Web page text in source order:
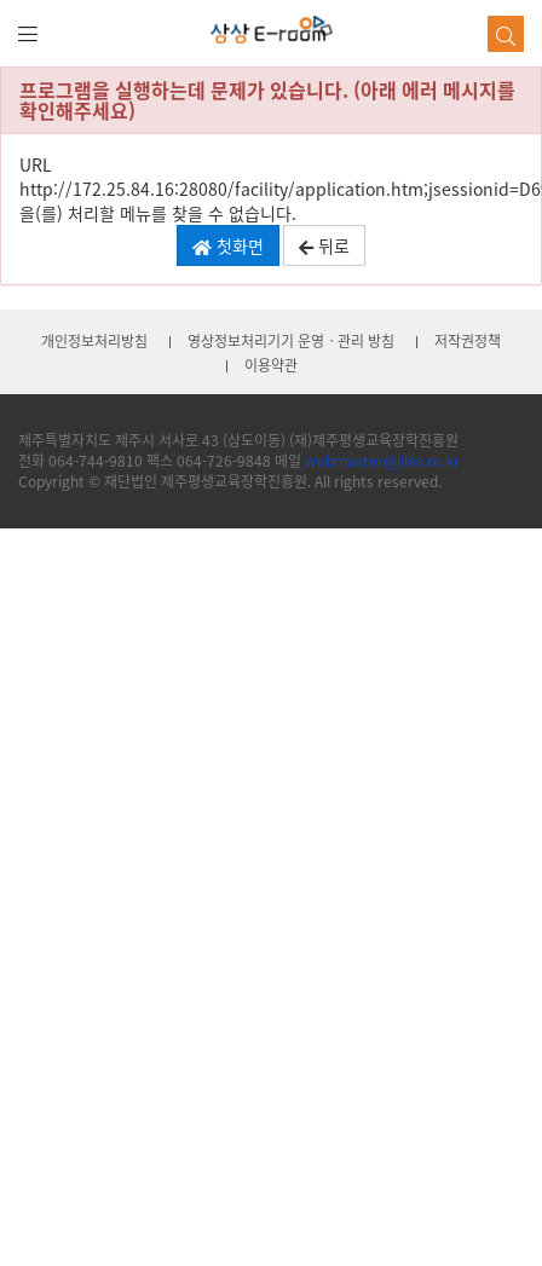
문
로
가
기
프로그램을 실행하는데 문제가 있습니다. (아래 에러 메시지를
확인해주세요)
URL
http://172.25.84.16:28080/facility/
을(를) 처리할 메뉴를 찾을 수 없습니다.
첫화면
뒤로
개인정보처리방침 영상정보처리기기 운영ㆍ관리 방침
저작권정책
이용약관
제주특별자치도 제주시 서사로 43 (삼도이동) (재)제주평생교육장학진흥원
전화 064-744-9810 팩스 064-726-9848 메일 webmaster@jiles.or.kr
Copyright © 재단법인 제주평생교육장학진흥원. All rights reserved.